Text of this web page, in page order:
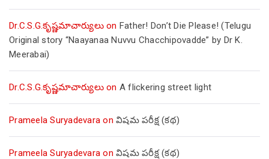
Dr.C.S.G.కృష్ణమాచార్యులుon Father! Don’t Die Please! (Telugu
Original story “Naayanaa Nuvvu Chacchipovadde” by Dr K.
Meerabai)
Dr.C.S.G.కృష్ణమాచార్యులుon A flickering street light
Prameela Suryadevara on విషమ పరీక్ష (క‌థ‌)
Prameela Suryadevara on విషమ పరీక్ష (క‌థ‌)